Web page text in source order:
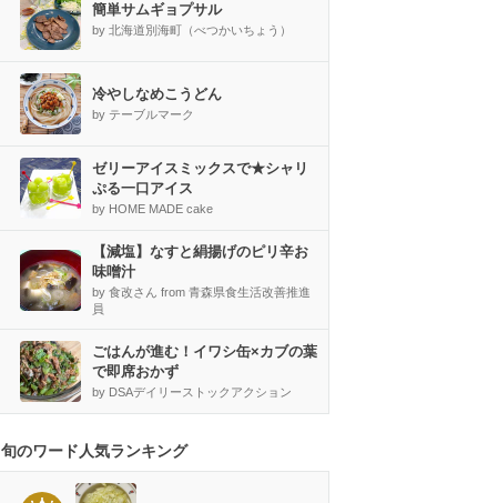
簡単サムギョプサル
by 北海道別海町（べつかいちょう）
冷やしなめこうどん
by テーブルマーク
ゼリーアイスミックスで★シャリ
ぷる一口アイス
by HOME MADE cake
【減塩】なすと絹揚げのピリ辛お
味噌汁
by 食改さん from 青森県食生活改善推進
員
ごはんが進む！イワシ缶×カブの葉
で即席おかず
by DSAデイリーストックアクション
旬のワード人気ランキング